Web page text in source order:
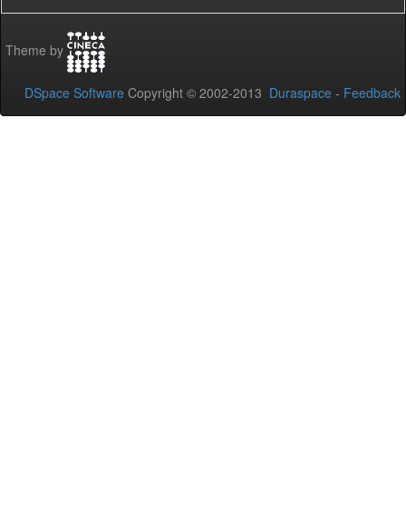
Theme by
DSpace Software Copyright © 2002-2013 Duraspace - Feedback